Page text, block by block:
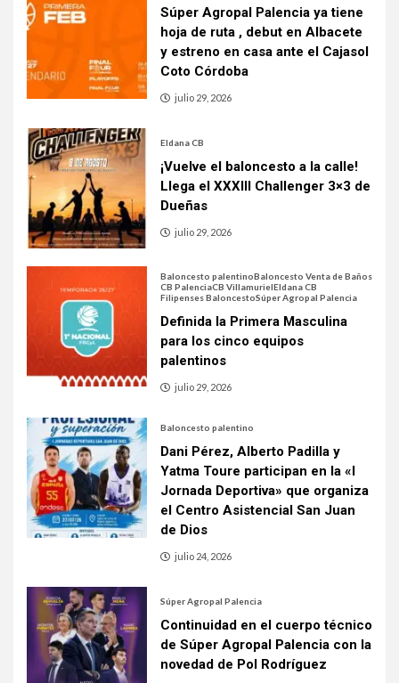
Súper Agropal Palencia ya tiene
hoja de ruta , debut en Albacete
y estreno en casa ante el Cajasol
Coto Córdoba
julio 29, 2026
Eldana CB
¡Vuelve el baloncesto a la calle!
Llega el XXXIII Challenger 3×3 de
Dueñas
julio 29, 2026
Baloncesto palentinoBaloncesto Venta de Baños
CB PalenciaCB VillamurielEldana CB
Filipenses BaloncestoSúper Agropal Palencia
Definida la Primera Masculina
para los cinco equipos
palentinos
julio 29, 2026
Baloncesto palentino
Dani Pérez, Alberto Padilla y
Yatma Toure participan en la «I
Jornada Deportiva» que organiza
el Centro Asistencial San Juan
de Dios
julio 24, 2026
Súper Agropal Palencia
Continuidad en el cuerpo técnico
de Súper Agropal Palencia con la
novedad de Pol Rodríguez